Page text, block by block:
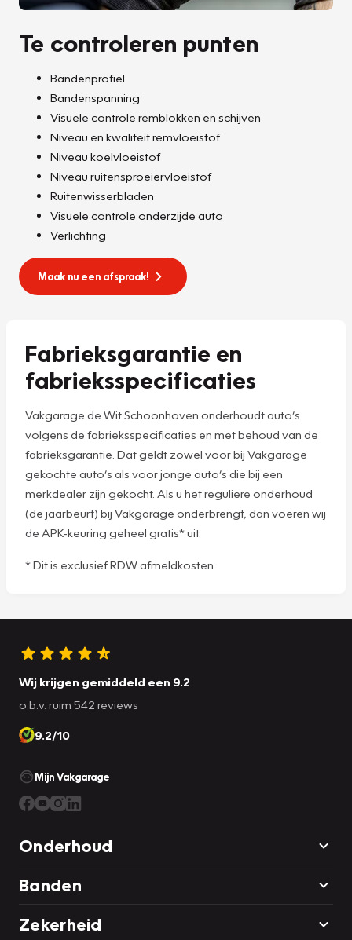
Te controleren punten
Bandenprofiel
Bandenspanning
Visuele controle remblokken en schijven
Niveau en kwaliteit remvloeistof
Niveau koelvloeistof
Niveau ruitensproeiervloeistof
Ruitenwisserbladen
Visuele controle onderzijde auto
Verlichting
Maak nu een afspraak!
Fabrieksgarantie en
fabrieksspecificaties
Vakgarage de Wit Schoonhoven onderhoudt auto’s
volgens de fabrieksspecificaties en met behoud van de
fabrieksgarantie. Dat geldt zowel voor bij Vakgarage
gekochte auto’s als voor jonge auto’s die bij een
merkdealer zijn gekocht. Als u het reguliere onderhoud
(de jaarbeurt) bij Vakgarage onderbrengt, dan voeren wij
de APK-keuring geheel gratis* uit.
* Dit is exclusief RDW afmeldkosten.
Wij krijgen gemiddeld een 9.2
o.b.v. ruim 542 reviews
9.2/10
Mijn Vakgarage
Onderhoud
Banden
Zekerheid